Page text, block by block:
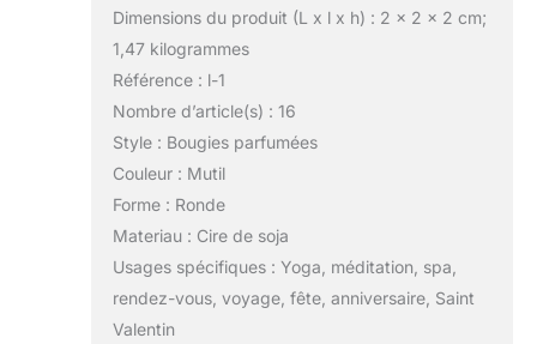
Dimensions du produit (L x l x h) : 2 x 2 x 2 cm;
1,47 kilogrammes
Référence : l-1
Nombre d’article(s) : 16
Style : Bougies parfumées
Couleur : Mutil
Forme : Ronde
Materiau : Cire de soja
Usages spécifiques : Yoga, méditation, spa,
rendez-vous, voyage, fête, anniversaire, Saint
Valentin